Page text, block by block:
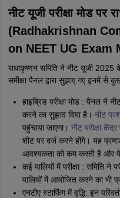
नीट यूजी परीक्षा मोड पर
(Radhakrishnan
on NEET UG Exam
राधाकृष्णन समिति ने नीट यूजी 2025
समीक्षा पैनल द्वारा सुझाए गए इनमें से
हाइब्रिड परीक्षा मोड : पैनल ने
करने का सुझाव दिया है। नीट
पहुंचाया जाएगा। नीट परीक्षा केंद्र
शीट पर दर्ज करने होंगे। यह
आवश्यकता को कम करती है और
कई पालियों में परीक्षा : समिति ने
पालियों में आयोजित करने का भी
एनटीए स्टाफिंग में वृद्धि: इन